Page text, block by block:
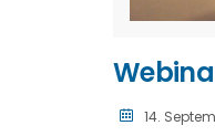
14.